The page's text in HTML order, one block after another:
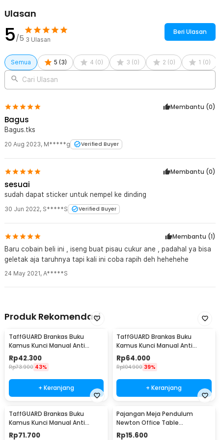
Ulasan
5/5 3 Ulasan
Beri Ulasan
Semua 5 (3) 4 (0) 3 (0) 2 (0) 1 (0)
Cari Ulasan
Membantu (0)
Bagus
Bagus.tks
20 Aug 2023, M*****g Verified Buyer
Membantu (0)
sesuai
sudah dapat sticker untuk nempel ke dinding
30 Jun 2022, S*****S Verified Buyer
Membantu (1)
Baru cobain beli ini , iseng buat pisau cukur ane , padahal ya bisa
geletak aja taruhnya tapi kali ini coba rapih deh hehehehe
24 May 2021, A*****S
Produk Rekomendasi
TaffGUARD Brankas Buku
Kamus Kunci Manual Anti
Maling Hidden Safe Box Kecil -
KB-10L
Rp42.300
Rp73.900 43%
+ Keranjang
TaffGUARD Brankas Buku
Kamus Kunci Manual Anti
Maling Hidden Safe Box Sedang
- KB-10L
Rp64.000
Rp104.900 39%
+ Keranjang
TaffGUARD Brankas Buku
Kamus Kunci Manual Anti
Maling Hidden Safe Box Besar -
Rp71.700
Pajangan Meja Pendulum
Newton Office Table
Decoration 5 Ball S - H50S
Rp15.600